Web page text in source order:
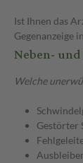
Ist Ihnen das
Gegenanzeige
Neben-
Welche
Gestörter